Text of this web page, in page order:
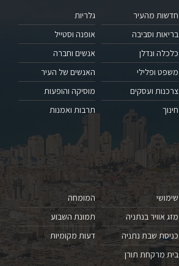
חדשות מהעיר
בריאות וסביבה
כלכלה ונדלן
משפט ופלילי
צרכנות ועסקים
חינוך
גלריות
אופנה וסטייל
אנשים וחברה
האנשים של העיר
מוסיקה והופעות
תרבות ואמנות
שימושי
מזג אוויר בנתניה
כניסת שבת נתניה
בית מרקחת תורן
המומחה
תמונת השבוע
דעות מקומיות